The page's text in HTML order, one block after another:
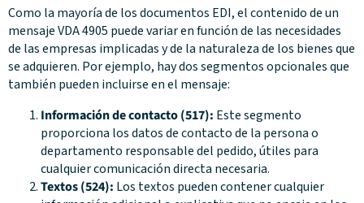
Como la mayoría de los documentos EDI, el contenido de un
mensaje VDA 4905 puede variar en función de las necesidades
de las empresas implicadas y de la naturaleza de los bienes que
se adquieren. Por ejemplo, hay dos segmentos opcionales que
también pueden incluirse en el mensaje:
Información de contacto (517): Este segmento
proporciona los datos de contacto de la persona o
departamento responsable del pedido, útiles para
cualquier comunicación directa necesaria.
Textos (524): Los textos pueden contener cualquier